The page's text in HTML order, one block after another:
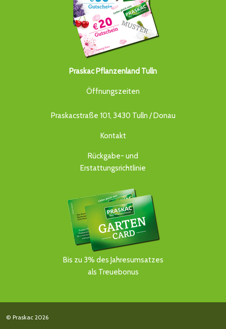
Praskac Pflanzenland Tulln
Öffnungszeiten
Praskacstraße 101, 3430 Tulln / Donau
Kontakt
Rückgabe- und
Erstattungsrichtlinie
Bis zu 3% des Jahresumsatzes
als Treuebonus
© Praskac 2026